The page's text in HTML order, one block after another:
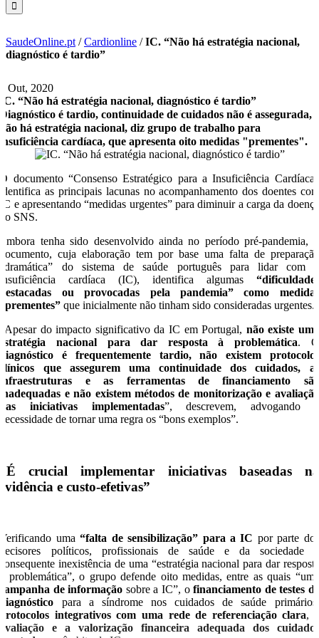
SaudeOnline.pt /Cardionline /IC. “Não há estratégia nacional,
diagnóstico é tardio”
6 Out, 2020
IC. “Não há estratégia nacional, diagnóstico é tardio”
Diagnóstico é tardio, continuidade de cuidados não é assegurada,
não há estratégia nacional, diz grupo de trabalho para
insuficiência cardíaca, que apresenta oito medidas "prementes".
O documento “Consenso Estratégico para a Insuficiência Cardíaca”
identifica as principais lacunas no acompanhamento dos doentes com
IC e apresentando “medidas urgentes” para diminuir a carga da doença
no SNS.
Embora tenha sido desenvolvido ainda no período pré-pandemia, o
documento, cuja elaboração tem por base uma falta de preparação
“dramática” do sistema de saúde português para lidar com a
insuficiência cardíaca (IC), identifica algumas “dificuldades
destacadas ou provocadas pela pandemia” como medidas
“prementes” que inicialmente não tinham sido consideradas urgentes.
“Apesar do impacto significativo da IC em Portugal, não existe uma
estratégia nacional para dar resposta à problemática. O
diagnóstico é frequentemente tardio, não existem protocolos
clínicos que assegurem uma continuidade dos cuidados, as
infraestruturas e as ferramentas de financiamento são
inadequadas e não existem métodos de monitorização e avaliação
das iniciativas implementadas”, descrevem, advogando a
necessidade de tornar uma regra os “bons exemplos”.
“É crucial implementar iniciativas baseadas na
evidência e custo-efetivas”
Verificando uma“falta de sensibilização” para a IC por parte dos
decisores políticos, profissionais de saúde e da sociedade e
consequente inexistência de uma “estratégia nacional para dar resposta
à problemática”, o grupo defende oito medidas, entre as quais “uma
campanha de informação sobre a IC”, ofinanciamento de testes de
diagnóstico para a síndrome nos cuidados de saúde primários,
protocolos integrativos com uma rede de referenciação clara, a
avaliação e a valorização financeira adequada dos cuidados